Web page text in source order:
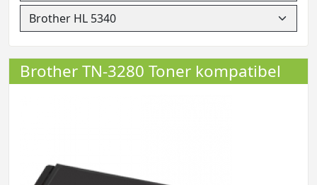
Brother TN-3280 Toner kompatibel